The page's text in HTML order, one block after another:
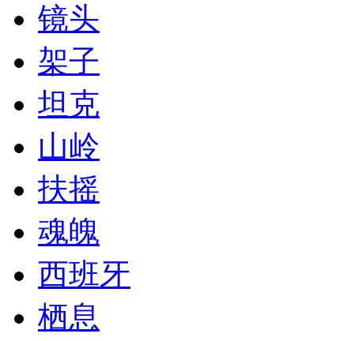
镜头
架子
坦克
山岭
扶摇
魂魄
西班牙
栖息